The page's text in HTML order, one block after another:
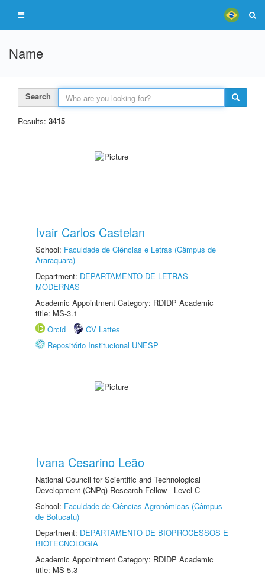
Name
Search
Results: 3415
Ivair Carlos Castelan
School: Faculdade de Ciências e Letras (Câmpus de
Araraquara)
Department: DEPARTAMENTO DE LETRAS
MODERNAS
Academic Appointment Category: RDIDP Academic
title: MS-3.1
Orcid
CV Lattes
Repositório Institucional UNESP
Ivana Cesarino Leão
National Council for Scientific and Technological
Development (CNPq) Research Fellow - Level C
School: Faculdade de Ciências Agronômicas (Câmpus
de Botucatu)
Department: DEPARTAMENTO DE BIOPROCESSOS E
BIOTECNOLOGIA
Academic Appointment Category: RDIDP Academic
title: MS-5.3